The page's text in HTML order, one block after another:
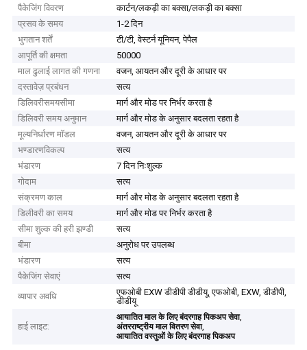
पैकेजिंग विवरण
कार्टन/लकड़ी का बक्सा/लकड़ी का बक्सा
प्रसव के समय
1-2 दिन
भुगतान शर्तें
टी/टी, वेस्टर्न यूनियन, पेपैल
आपूर्ति की क्षमता
50000
माल ढुलाई लागत की गणना
वजन, आयतन और दूरी के आधार पर
दस्तावेज़ प्रबंधन
सत्य
डिलिवरीसमयसीमा
मार्ग और मोड पर निर्भर करता है
डिलिवरी समय अनुमान
मार्ग और मोड के अनुसार बदलता रहता है
मूल्यनिर्धारण मॉडल
वजन, आयतन और दूरी के आधार पर
भण्डारणविकल्प
सत्य
भंडारण
7 दिन निःशुल्क
गोदाम
सत्य
संक्रमण काल
मार्ग और मोड के अनुसार बदलता रहता है
डिलीवरी का समय
मार्ग और मोड पर निर्भर करता है
सीमा शुल्क की हरी झण्डी
सत्य
बीमा
अनुरोध पर उपलब्ध
भंडारण
सत्य
पैकेजिंग सेवाएं
सत्य
व्यापार अवधि
एफओबी EXW डीडीपी डीडीयू, एफओबी, EXW, डीडीपी,
डीडीयू
हाई लाइट:
आयातित माल के लिए बंदरगाह पिकअप सेवा,
अंतरराष्ट्रीय माल वितरण सेवा,
आयातित वस्तुओं के लिए बंदरगाह पिकअप